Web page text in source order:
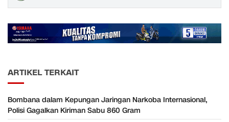
ARTIKEL TERKAIT
Bombana dalam Kepungan Jaringan Narkoba Internasional,
Polisi Gagalkan Kiriman Sabu 860 Gram